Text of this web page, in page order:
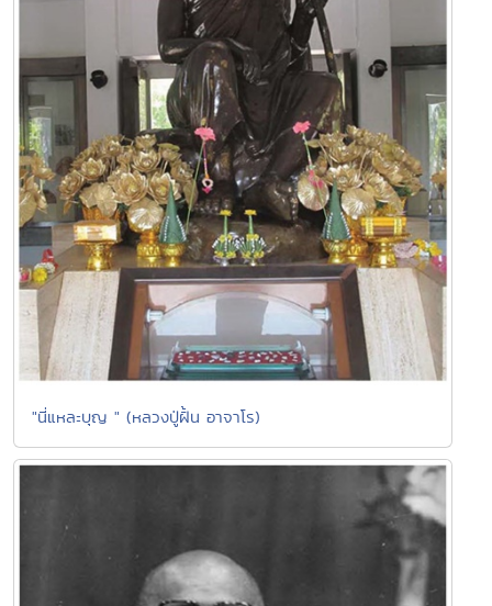
"นี่แหละบุญ " (หลวงปู่ฝั้น อาจาโร)